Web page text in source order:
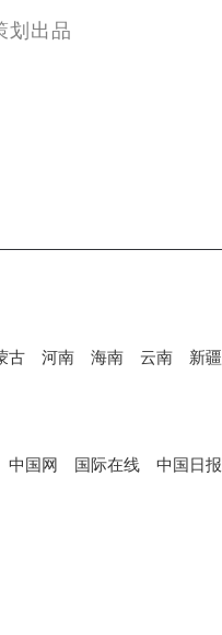
划出品
古 河南 海南 云南 新疆
中国网 国际在线 中国日报